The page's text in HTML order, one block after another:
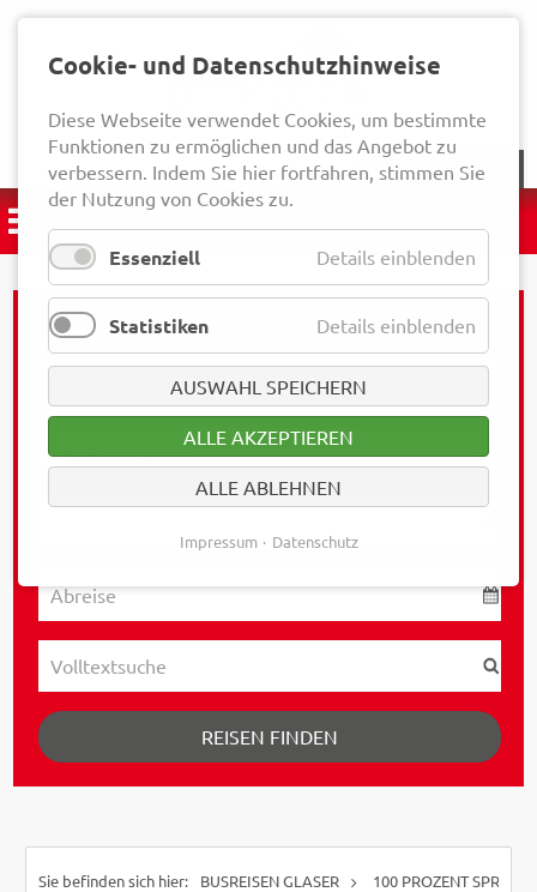
NEWSLETTER
REISEN FINDEN
BUSREISEN GLASER 100 PROZENT
Cookie- und Datenschutzhinweise
Diese Webseite verwendet Cookies, um bestimmte
Funktionen zu ermöglichen und das Angebot zu
verbessern. Indem Sie hier fortfahren, stimmen Sie
der Nutzung von Cookies zu.
Essenziell Details einblenden
Statistiken Details einblenden
AUSWAHL SPEICHERN
ALLE AKZEPTIEREN
ALLE ABLEHNEN
Impressum Datenschutz